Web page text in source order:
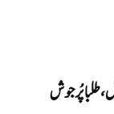
طلبا پُرجوش